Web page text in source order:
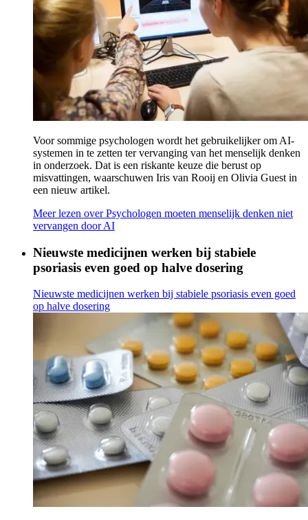
Voor sommige psychologen wordt het gebruikelijker om AI-
systemen in te zetten ter vervanging van het menselijk denken
in onderzoek. Dat is een riskante keuze die berust op
misvattingen, waarschuwen Iris van Rooij en Olivia Guest in
een nieuw artikel.
Meer lezen over Psychologen moeten menselijk denken niet
vervangen door AI
Nieuwste medicijnen werken bij stabiele
psoriasis even goed op halve dosering
Nieuwste medicijnen werken bij stabiele psoriasis even goed
op halve dosering